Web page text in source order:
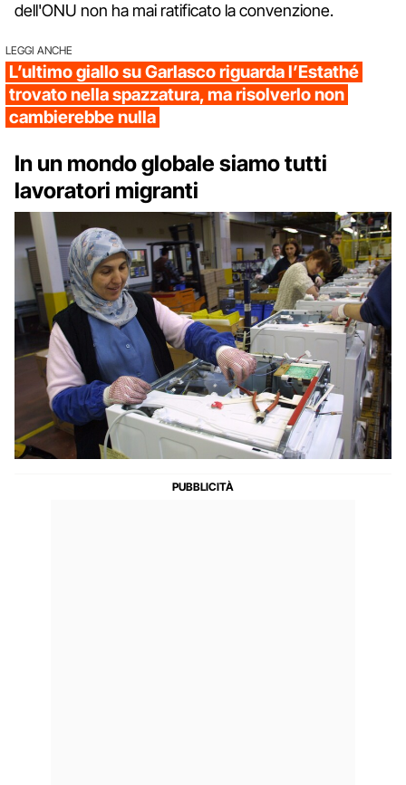
dell'ONU non ha mai ratificato la convenzione.
LEGGI ANCHE
L’ultimo giallo su Garlasco riguarda l’Estathé
trovato nella spazzatura, ma risolverlo non
cambierebbe nulla
In un mondo globale siamo tutti
lavoratori migranti